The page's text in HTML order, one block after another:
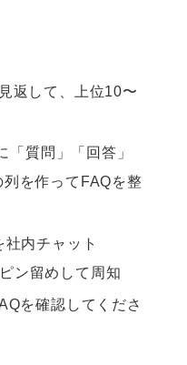
返して、上位10〜
質問」「回答」
列を作ってFAQを整
内チャット
ン留めして周知
を確認してくださ